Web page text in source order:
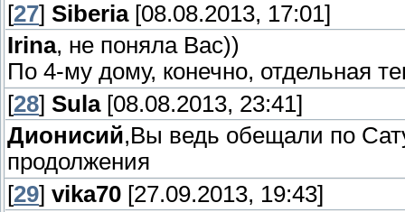
[27] Siberia[08.08.2013, 17:01]
Irina, не поняла Вас))
По 4-му дому, конечно, отдельная
[28] Sula[08.08.2013, 23:41]
Дионисий,Вы ведь обещали по
продолжения
[29] vika70 [27.09.2013, 19:43]